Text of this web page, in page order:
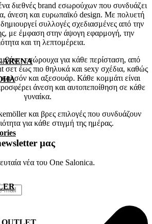
ARENA
διεθνές brand εσωρούχων που συνδυάζει
άνεση και ευρωπαϊκό design. Με πολυετή
συλλογές σχεδιασμένες από την
με έμφαση στην άψογη εφαρμογή, την
και τη λεπτομέρεια.
εσώρουχα για κάθε περίσταση, από
σετ έως πιο θηλυκά και sexy σχέδια, καθώς
καλσόν και αξεσουάρ. Κάθε κομμάτι είναι
άνεση και αυτοπεποίθηση σε κάθε
γυναίκα.
και βρες επιλογές που συνδυάζουν
για κάθε στιγμή της ημέρας.
μας
νέα του One Salonica.